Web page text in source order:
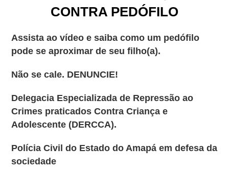
CONTRA PEDÓFILO
Assista ao vídeo e saiba como um pedófilo
pode se aproximar de seu filho(a).
Não se cale. DENUNCIE!
Delegacia Especializada de Repressão ao
Crimes praticados Contra Criança e
Adolescente (DERCCA).
Polícia Civil do Estado do Amapá em defesa da
sociedade